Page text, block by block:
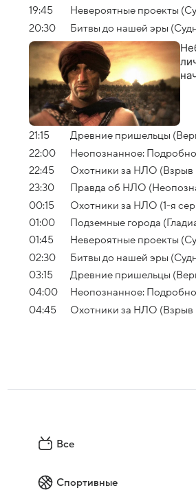
19:45
Невероятные проекты
20:30
Битвы до нашей эры
21:15
Древние пришельцы
22:00
Неопознанное:
22:45
Охотники за НЛО (Взрыв
23:30
Правда об НЛО
00:15
Охотники за НЛО (1-я
01:00
Подземные города
01:45
Невероятные проекты
02:30
Битвы до нашей эры
03:15
Древние пришельцы
04:00
Неопознанное:
04:45
Охотники за НЛО (Взрыв
Все
Спортивные